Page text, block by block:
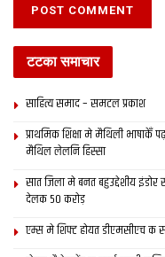
टटका समाचार
साहित्य समाद – समटल प्रकाश
प्राथमिक शि‍क्षा मे मैथि‍ली
मैथिल लेलनि हिस्सा
सात जिला मे बनत बहुउद्देशीय
देलक 50 करोड़
एम्स मे शिफ्ट होयत डीएमसीएच क